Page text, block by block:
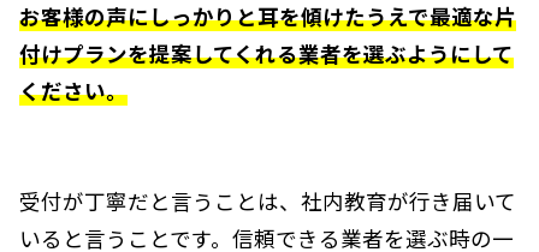
お客様の声にしっかりと耳を傾けたうえで最適な片
付けプランを提案してくれる業者を選ぶようにして
ください。
受付が丁寧だと言うことは、社内教育が行き届いて
いると言うことです。信頼できる業者を選ぶ時の一